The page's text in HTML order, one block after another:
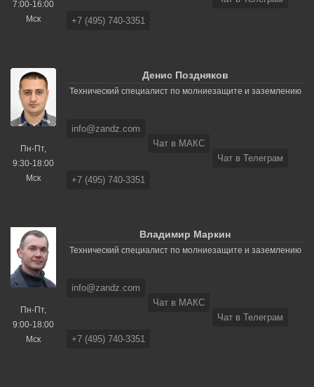
7:00-16:00
Мск
+7 (495) 740-3351
Пн-Пт,
9:30-18:00
Мск
Денис Поздняков
Технический специалист по молниезащите и заземлению
info@zandz.com
Чат в МАКС
Чат в Телеграм
+7 (495) 740-3351
Пн-Пт,
9:00-18:00
Мск
Владимир Маркин
Технический специалист по молниезащите и заземлению
info@zandz.com
Чат в МАКС
Чат в Телеграм
+7 (495) 740-3351